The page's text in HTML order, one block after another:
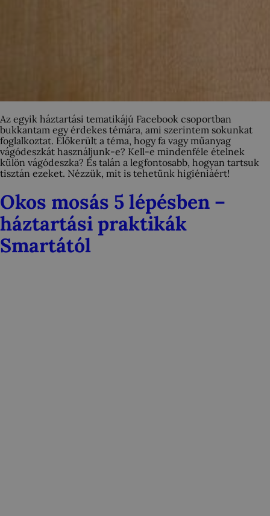
Az egyik háztartási tematikájú Facebook csoportban
bukkantam egy érdekes témára, ami szerintem sokunkat
foglalkoztat. Előkerült a téma, hogy fa vagy műanyag
vágódeszkát használjunk-e? Kell-e mindenféle ételnek
külön vágódeszka? És talán a legfontosabb, hogyan tartsuk
tisztán ezeket. Nézzük, mit is tehetünk higiéniáért!
Okos mosás 5 lépésben –
háztartási praktikák
Smartától